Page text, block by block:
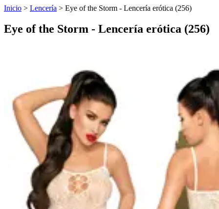
Inicio > Lencería > Eye of the Storm - Lencería erótica (256)
Eye of the Storm - Lencería erótica (256)